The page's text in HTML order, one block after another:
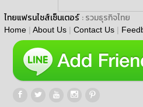
ไทยแฟรนไชส์เซ็นเตอร์ : รวมธุรกิจไทย
Home | About Us | Contact Us |